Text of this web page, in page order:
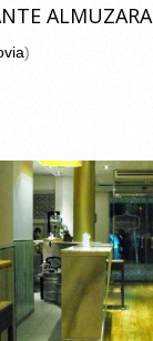
ALMUZARA
)